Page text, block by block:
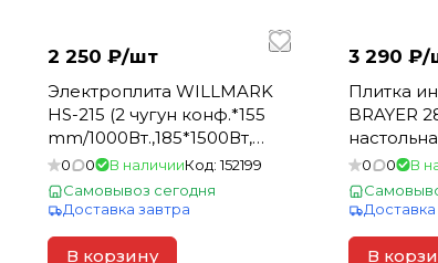
2 250 ₽/шт
Электроплита WILLMARK
НS-215 (2 чугун конф.*155
mm/1000Вт.,185*1500Вт,
корпус из нерж стали,
черный)
0 0 В наличииКод:152199
Самовывоз сегодня
Доставка завтра
В корзину
3 290 ₽/
Плитка
BRAYER
2000Вт
0 0 В
Доставка
В